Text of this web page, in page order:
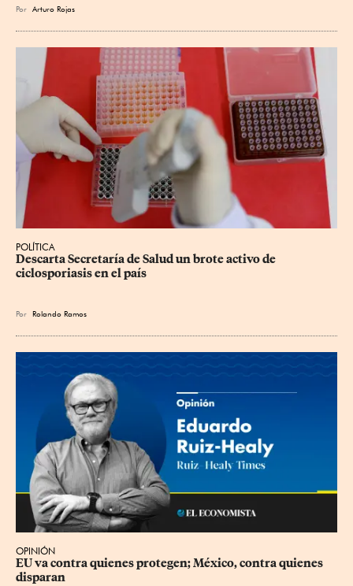
Por Arturo Rojas
POLÍTICA
Descarta Secretaría de Salud un brote activo de
ciclosporiasis en el país
Por Rolando Ramos
OPINIÓN
EU va contra quienes protegen; México, contra quienes
disparan